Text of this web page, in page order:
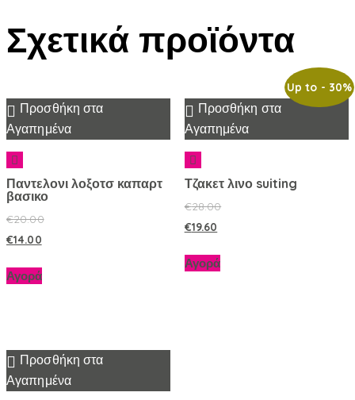
Σχετικά προϊόντα
Προσθήκη στα
Αγαπημένα
Παντελονι λοξοτσ καπαρτ
βασικο
€20.00
€14.00
Αγορά
Up to - 30%
Προσθήκη στα
Αγαπημένα
Τζακετ λινο suiting
€28.00
€19.60
Αγορά
Προσθήκη στα
Αγαπημένα